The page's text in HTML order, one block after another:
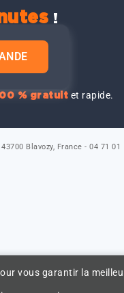
!
% gratuit et rapide.
vous garantir la
Blavozy, France - 04 71 01